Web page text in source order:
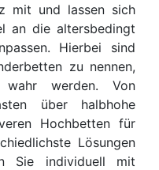
mit und lassen sich
an die altersbedingt
Hierbei sind
zu nennen,
wahr werden. Von
über halbhohe
Hochbetten für
Lösungen
Sie individuell mit